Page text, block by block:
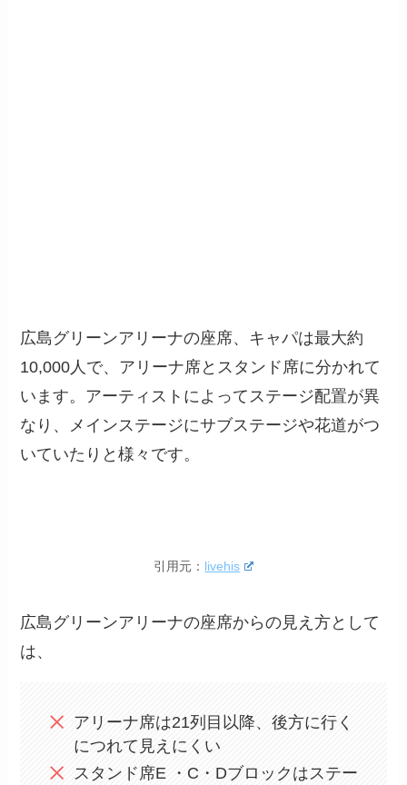
広島グリーンアリーナの座席、キャパは最大約
10,000人で、アリーナ席とスタンド席に分かれて
います。アーティストによってステージ配置が異
なり、メインステージにサブステージや花道がつ
いていたりと様々です。
引用元： livehis
広島グリーンアリーナの座席からの見え方として
は、
アリーナ席は21列目以降、後方に行く
につれて見えにくい
スタンド席E ・C・Dブロックはステー